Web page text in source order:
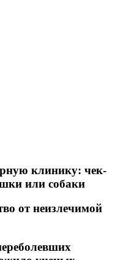
клинику: чек-
или собаки
от неизлечимой